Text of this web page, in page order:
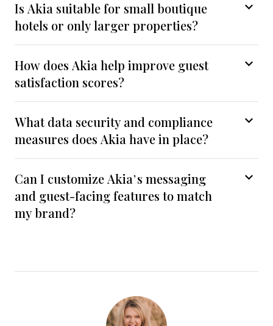
Is Akia suitable for small boutique
hotels or only larger properties?
How does Akia help improve guest
satisfaction scores?
What data security and compliance
measures does Akia have in place?
Can I customize Akia’s messaging
and guest-facing features to match
my brand?